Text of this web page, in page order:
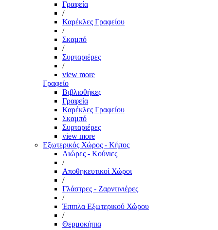
Γραφεία
/
Καρέκλες Γραφείου
/
Σκαμπό
/
Συρταριέρες
/
view more
Γραφείο
Βιβλιοθήκες
Γραφεία
Καρέκλες Γραφείου
Σκαμπό
Συρταριέρες
view more
Εξωτερικός Χώρος - Κήπος
Αιώρες - Κούνιες
/
Αποθηκευτικοί Χώροι
/
Γλάστρες - Ζαρντινιέρες
/
Έπιπλα Εξωτερικού Χώρου
/
Θερμοκήπια